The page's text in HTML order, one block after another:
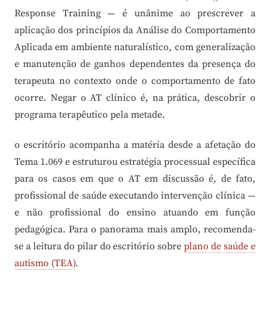
Response Training — é unânime ao prescrever a
aplicação dos princípios da Análise do Comportamento
Aplicada em ambiente naturalístico, com generalização
e manutenção de ganhos dependentes da presença do
terapeuta no contexto onde o comportamento de fato
ocorre. Negar o AT clínico é, na prática, descobrir o
programa terapêutico pela metade.
o escritório acompanha a matéria desde a afetação do
Tema 1.069 e estruturou estratégia processual específica
para os casos em que o AT em discussão é, de fato,
profissional de saúde executando intervenção clínica —
e não profissional do ensino atuando em função
pedagógica. Para o panorama mais amplo, recomenda-
se a leitura do pilar do escritório sobreplano de saúde e
autismo (TEA).